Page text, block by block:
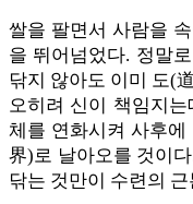
쌀을 팔면서 사람을
을 뛰어넘었다. 정말
닦지 않아도 이미 도(
오히려 신이 책임지
체를 연화시켜 사후
界)로 날아오를 것이
닦는 것만이 수련의